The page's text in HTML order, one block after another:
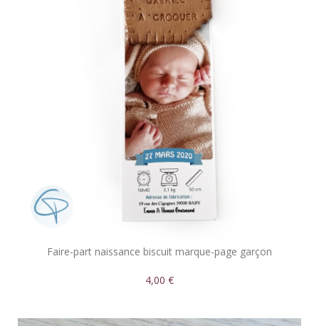
Faire-part naissance biscuit marque-page garçon
4,00 €